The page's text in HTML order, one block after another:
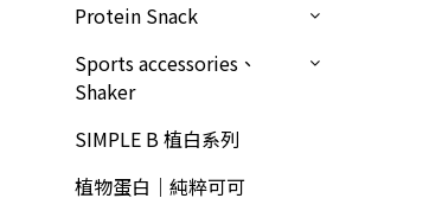
Protein Snack
Sports accessories、
Shaker
SIMPLE B 植白系列
植物蛋白｜純粹可可